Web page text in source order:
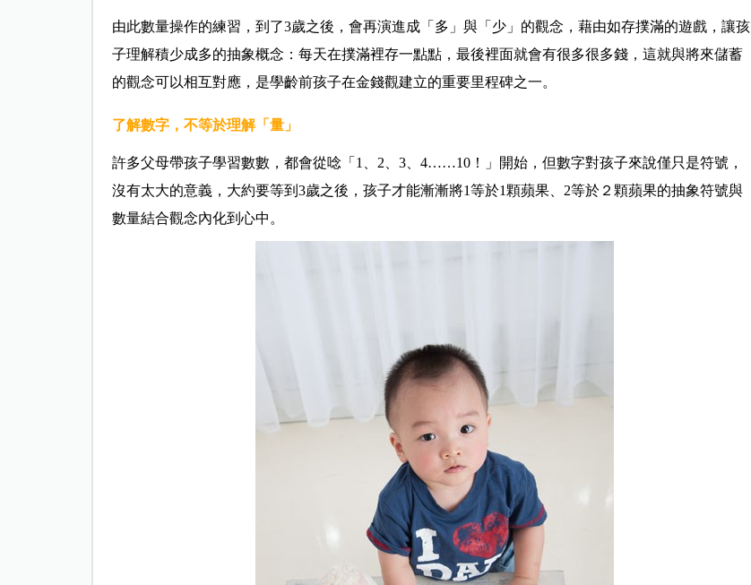
由此數量操作的練習，到了3歲之後，會再演進成「多」與「少」的觀念，藉由如存撲滿的遊戲，讓孩
子理解積少成多的抽象概念：每天在撲滿裡存一點點，最後裡面就會有很多很多錢，這就與將來儲蓄
的觀念可以相互對應，是學齡前孩子在金錢觀建立的重要里程碑之一。
了解數字，不等於理解「量」
許多父母帶孩子學習數數，都會從唸「1、2、3、4……10！」開始，但數字對孩子來說僅只是符號，
沒有太大的意義，大約要等到3歲之後，孩子才能漸漸將1等於1顆蘋果、2等於２顆蘋果的抽象符號與
數量結合觀念內化到心中。